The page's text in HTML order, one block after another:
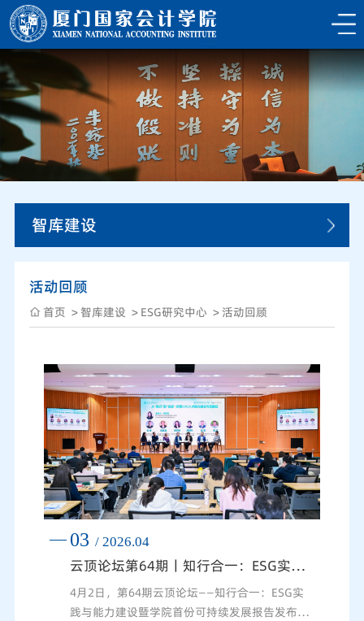
智库建设
活动回顾
首页 智库建设 ESG研究中心 活动回顾
03 / 2026.04
云顶论坛第64期丨知行合一：ESG实践与能力建设暨厦门国家会计学院首份可持续发展报告成功发布
4月2日，第64期云顶论坛——知行合一：ESG实
践与能力建设暨学院首份可持续发展报告发布主